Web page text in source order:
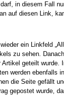
in diesem Fall
auf diesen Link,
ein Linkfeld
zu sehen.
geteilt wurde.
werden ebenfalls
die Seite gefällt
gepostet wurde,